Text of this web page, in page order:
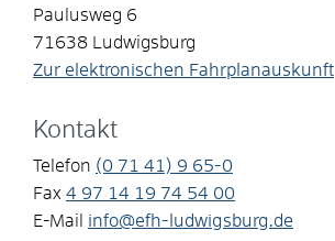
Paulusweg 6
71638
Ludwigsburg
Zur elektronischen Fahrplanauskunft
Kontakt
Telefon (0 71 41) 9 65-0
Fax 4 97 14 19 74 54 00
E-Mail
info@efh-ludwigsburg.de